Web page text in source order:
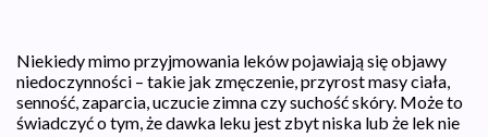
Niekiedy mimo przyjmowania leków pojawiają się objawy
niedoczynności – takie jak zmęczenie, przyrost masy ciała,
senność, zaparcia, uczucie zimna czy suchość skóry. Może to
świadczyć o tym, że dawka leku jest zbyt niska lub że lek nie